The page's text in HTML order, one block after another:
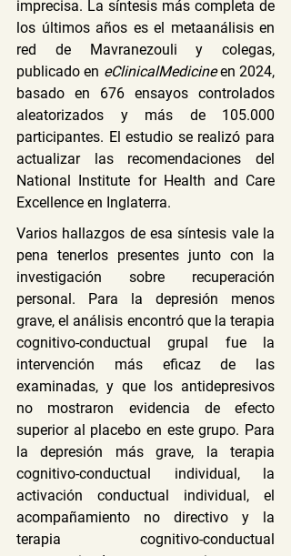
imprecisa. La síntesis más completa de
los últimos años es el metaanálisis en
red de Mavranezouli y colegas,
publicado en eClinicalMedicine en 2024,
basado en 676 ensayos controlados
aleatorizados y más de 105.000
participantes. El estudio se realizó para
actualizar las recomendaciones del
National Institute for Health and Care
Excellence en Inglaterra.
Varios hallazgos de esa síntesis vale la
pena tenerlos presentes junto con la
investigación sobre recuperación
personal. Para la depresión menos
grave, el análisis encontró que la terapia
cognitivo-conductual grupal fue la
intervención más eficaz de las
examinadas, y que los antidepresivos
no mostraron evidencia de efecto
superior al placebo en este grupo. Para
la depresión más grave, la terapia
cognitivo-conductual individual, la
activación conductual individual, el
acompañamiento no directivo y la
terapia cognitivo-conductual